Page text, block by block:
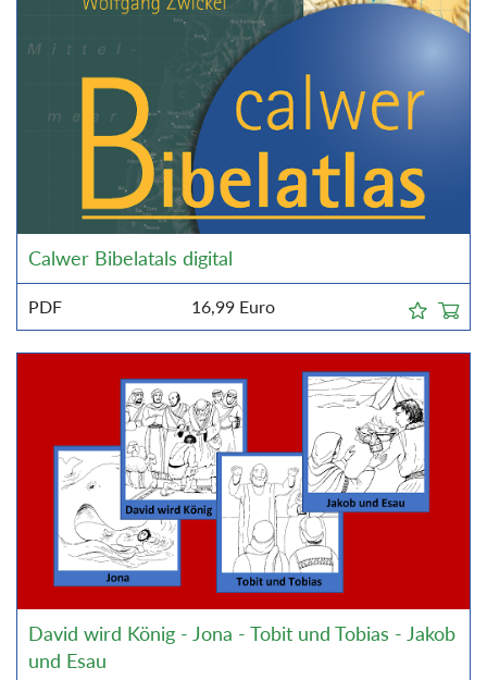
Calwer Bibelatals digital
PDF 16,99 Euro
David wird König - Jona - Tobit und Tobias - Jakob
und Esau